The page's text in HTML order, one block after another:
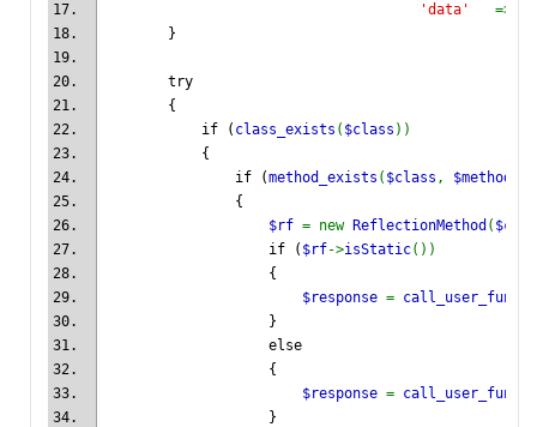
'data' =>
        }
        try
        {
            if (
class_exists ( $class ))
            {
                if (
method_exists ( $class , $method
                {
$rf = new ReflectionMethod (
                    if (
$rf->isStatic())
                    {
$response = call_user_func
                    }
                    else
                    {
$response = call_user_func
                    }